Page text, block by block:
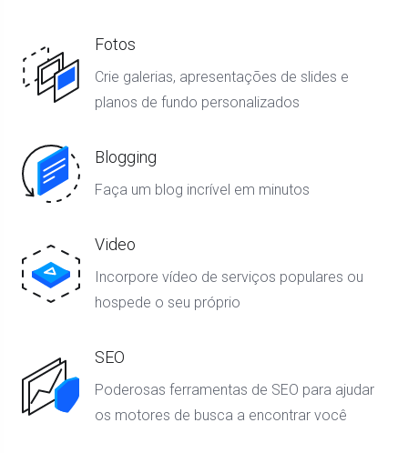
Fotos
Crie galerias, apresentações de slides e
planos de fundo personalizados
Blogging
Faça um blog incrível em minutos
Video
Incorpore vídeo de serviços populares ou
hospede o seu próprio
SEO
Poderosas ferramentas de SEO para ajudar
os motores de busca a encontrar você